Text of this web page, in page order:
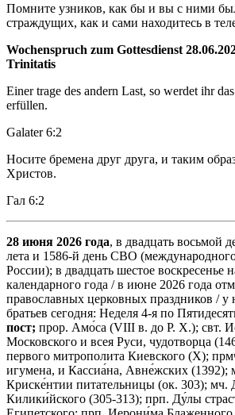
Помните узников, как бы и вы с ними
страждущих, как и сами находитесь в
Wochenspruch zum Gottesdienst 28
Trinitatis
Einer trage des andern Last, so werdet ihr
erfüllen.
Galater 6:2
Носите бремена друг друга, и таким
Христов.
Гал 6:2
28 июня 2026 года, в двадцать восьмой
лета и 1586-й день СВО (международного
России); в двадцать шестое воскресенье
календарного года / в июне 2026 года
православных церковных праздников /
братьев сегодня: Неделя 4-я по
пост; прор. Амо́са (VIII в. до Р. Х.); свт.
Московского и всея Руси, чудотворца
первого митрополита Киевского (X);
игумена, и Кассиа́на, Авне́жских (1392);
Криске́нтии питательницы (ок. 303); мч.
Килики́йского (305-313); прп. Ду́лы